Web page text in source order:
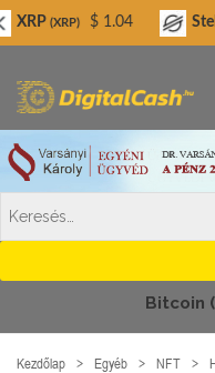
Bitcoin
Kezdőlap Egyéb NFT
$ 1.04 Stellar(XLM)
Digitalcash.hu